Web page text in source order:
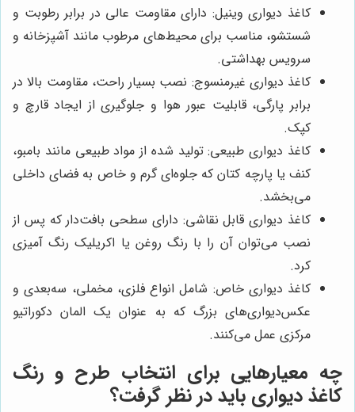
کاغذ دیواری وینیل: دارای مقاومت عالی در برابر رطوبت و
شستشو، مناسب برای محیط‌های مرطوب مانند آشپزخانه و
سرویس بهداشتی.
کاغذ دیواری غیرمنسوج: نصب بسیار راحت، مقاومت بالا در
برابر پارگی، قابلیت عبور هوا و جلوگیری از ایجاد قارچ و
کپک.
کاغذ دیواری طبیعی: تولید شده از مواد طبیعی مانند بامبو،
کنف یا پارچه کتان که جلوه‌ای گرم و خاص به فضای داخلی
می‌بخشد.
کاغذ دیواری قابل نقاشی: دارای سطحی بافت‌دار که پس از
نصب می‌توان آن را با رنگ روغن یا اکریلیک رنگ آمیزی
کرد.
کاغذ دیواری خاص: شامل انواع فلزی، مخملی، سه‌بعدی و
عکس‌دیواری‌های بزرگ که به عنوان یک المان دکوراتیو
مرکزی عمل می‌کنند.
چه معیارهایی برای انتخاب طرح و رنگ
کاغذ دیواری باید در نظر گرفت؟